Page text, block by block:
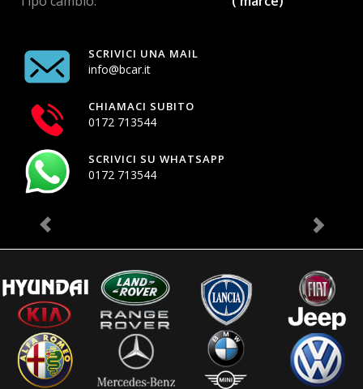
SCRIVICI UNA MAIL
info@bcar.it
CHIAMACI SUBITO
0172 713544
SCRIVICI SU WHATSAPP
0172 713544